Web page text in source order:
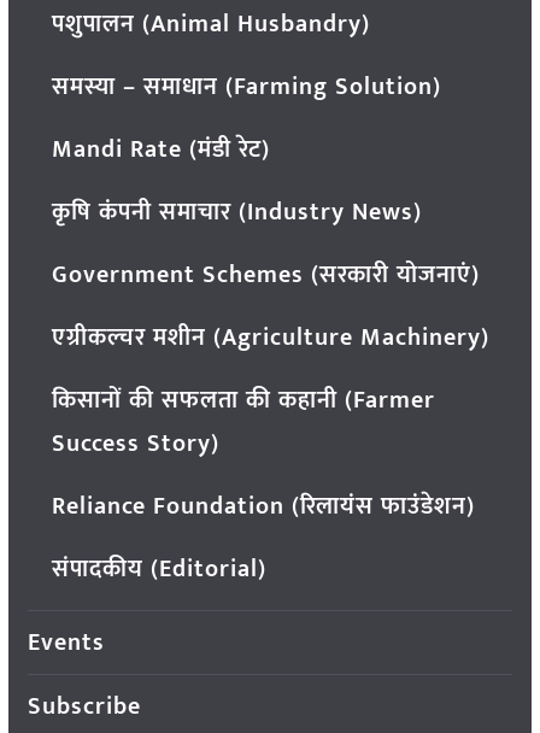
पशुपालन (Animal Husbandry)
समस्या – समाधान (Farming Solution)
Mandi Rate (मंडी रेट)
कृषि कंपनी समाचार (Industry News)
Government Schemes (सरकारी योजनाएं)
एग्रीकल्चर मशीन (Agriculture Machinery)
किसानों की सफलता की कहानी (Farmer
Success Story)
Reliance Foundation (रिलायंस फाउंडेशन)
संपादकीय (Editorial)
Events
Subscribe